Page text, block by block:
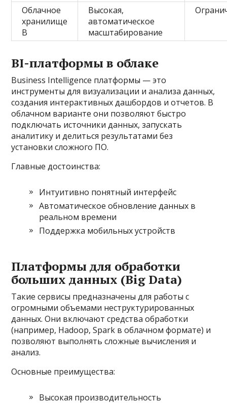
Облачное
хранилище
B
Высокая,
автоматическое
масштабирование
BI-платформы в облаке
Business Intelligence платформы — это
инструменты для визуализации и анализа данных,
создания интерактивных дашбордов и отчетов. В
облачном варианте они позволяют быстро
подключать источники данных, запускать
аналитику и делиться результатами без
установки сложного ПО.
Главные достоинства:
Интуитивно понятный интерфейс
Автоматическое обновление данных в
реальном времени
Поддержка мобильных устройств
Платформы для обработки
больших данных (Big Data)
Такие сервисы предназначены для работы с
огромными объемами неструктурированных
данных. Они включают средства обработки
(например, Hadoop, Spark в облачном формате) и
позволяют выполнять сложные вычисления и
анализ.
Основные преимущества:
Высокая производительность